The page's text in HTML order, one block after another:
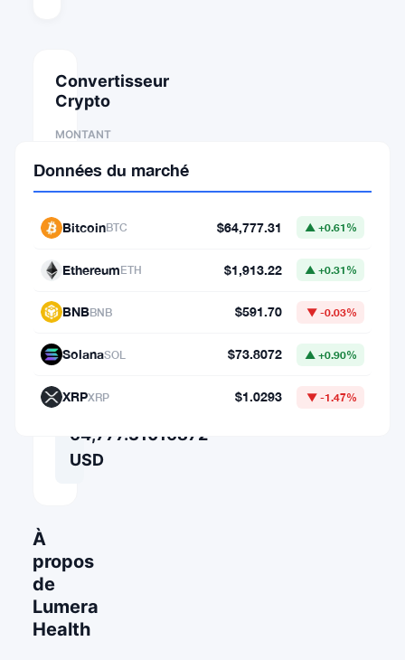
Convertisseur
Crypto
MONTANT
VERS
1
64,777.31016872
USD
À
propos
de
Lumera
Health
Données du marché
BitcoinBTC $64,777.31 ▲ +0.61%
EthereumETH $1,913.22 ▲ +0.31%
BNBBNB $591.70 ▼ -0.03%
SolanaSOL $73.8072 ▲ +0.90%
XRPXRP $1.0293 ▼ -1.47%